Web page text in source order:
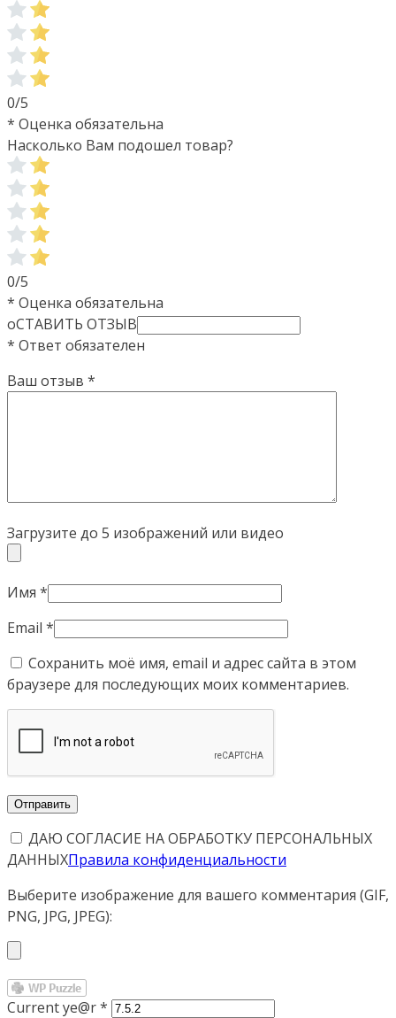
0/5
* Оценка обязательна
Насколько Вам подошел товар?
0/5
* Оценка обязательна
оСТАВИТЬ ОТЗЫВ
* Ответ обязателен
Ваш отзыв *
Загрузите до 5 изображений или видео
Имя *
Email *
Сохранить моё имя, email и адрес сайта в этом
браузере для последующих моих комментариев.
ДАЮ СОГЛАСИЕ НА ОБРАБОТКУ ПЕРСОНАЛЬНЫХ
ДАННЫХПравила конфиденциальности
Выберите изображение для вашего комментария (GIF,
PNG, JPG, JPEG):
Current ye@r*